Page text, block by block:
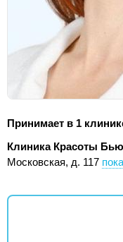
Принимает в 1
Клиника Красоты
Московская, д. 117